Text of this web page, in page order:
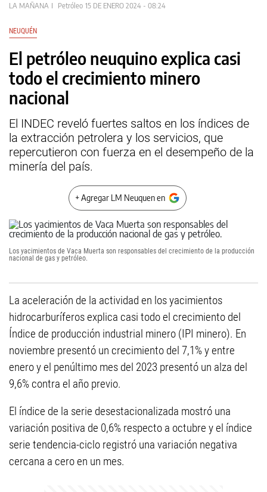
LA MAÑANA Petróleo 15 DE ENERO 2024 - 08:24
NEUQUÉN
El petróleo neuquino explica casi
todo el crecimiento minero
nacional
El INDEC reveló fuertes saltos en los índices de
la extracción petrolera y los servicios, que
repercutieron con fuerza en el desempeño de la
minería del país.
+ Agregar LM Neuquen en
Los yacimientos de Vaca Muerta son responsables del crecimiento de la producción
nacional de gas y petróleo.
La aceleración de la actividad en los yacimientos
hidrocarburíferos explica casi todo el crecimiento del
Índice de producción industrial minero (IPI minero). En
noviembre presentó un crecimiento del 7,1% y entre
enero y el penúltimo mes del 2023 presentó un alza del
9,6% contra el año previo.
El índice de la serie desestacionalizada mostró una
variación positiva de 0,6% respecto a octubre y el índice
serie tendencia-ciclo registró una variación negativa
cercana a cero en un mes.